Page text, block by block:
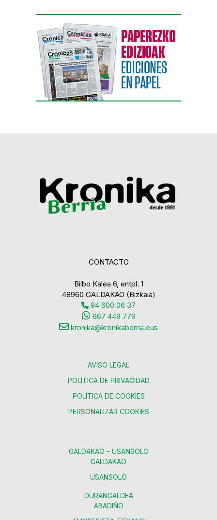
CONTACTO
Bilbo Kalea 6, entpl. 1
48960 GALDAKAO (Bizkaia)
94 600 06 37
667 449 779
kronika@kronikaberria.eus
AVISO LEGAL
POLÍTICA DE PRIVACIDAD
POLÍTICA DE COOKIES
PERSONALIZAR COOKIES
GALDAKAO – USANSOLO
GALDAKAO
USANSOLO
DURANGALDEA
ABADIÑO